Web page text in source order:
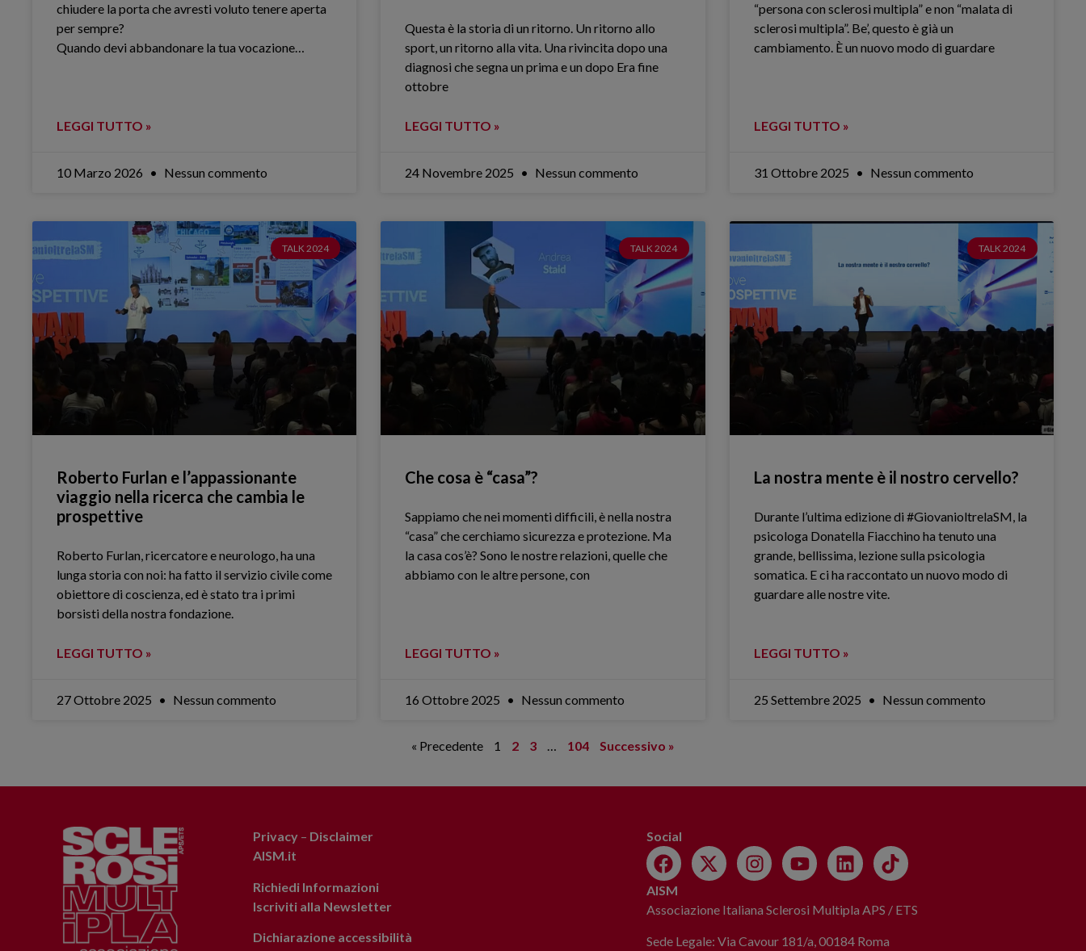
chiudere la porta che avresti voluto tenere aperta
per sempre?
Quando devi abbandonare la tua vocazione…
LEGGI TUTTO »
10 Marzo 2026 Nessun commento
Questa è la storia di un ritorno. Un ritorno allo
sport, un ritorno alla vita. Una rivincita dopo una
diagnosi che segna un prima e un dopo Era fine
ottobre
LEGGI TUTTO »
24 Novembre 2025 Nessun commento
“persona con sclerosi multipla” e non “malata di
sclerosi multipla”. Be’, questo è già un
cambiamento. È un nuovo modo di guardare
LEGGI TUTTO »
31 Ottobre 2025 Nessun commento
TALK 2024
Roberto Furlan e l’appassionante
viaggio nella ricerca che cambia le
prospettive
Roberto Furlan, ricercatore e neurologo, ha una
lunga storia con noi: ha fatto il servizio civile come
obiettore di coscienza, ed è stato tra i primi
borsisti della nostra fondazione.
LEGGI TUTTO »
27 Ottobre 2025 Nessun commento
TALK 2024
Che cosa è “casa”?
Sappiamo che nei momenti difficili, è nella nostra
“casa” che cerchiamo sicurezza e protezione. Ma
la casa cos’è? Sono le nostre relazioni, quelle che
abbiamo con le altre persone, con
LEGGI TUTTO »
16 Ottobre 2025 Nessun commento
TALK 2024
La nostra mente è il nostro cervello?
Durante l’ultima edizione di #GiovanioltrelaSM, la
psicologa Donatella Fiacchino ha tenuto una
grande, bellissima, lezione sulla psicologia
somatica. E ci ha raccontato un nuovo modo di
guardare alle nostre vite.
LEGGI TUTTO »
25 Settembre 2025 Nessun commento
« Precedente 1 2 3 … 104 Successivo »
Privacy– Disclaimer
AISM.it
Richiedi Informazioni
Iscriviti alla Newsletter
Dichiarazione accessibilità
Social
AISM
Associazione Italiana Sclerosi Multipla APS / ETS
Sede Legale: Via Cavour 181/a, 00184 Roma